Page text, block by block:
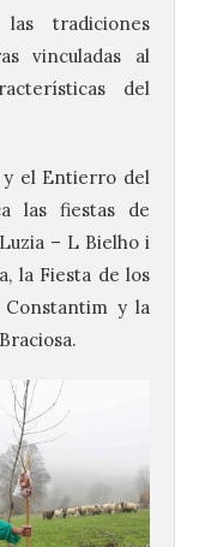
tradiciones
vinculadas al
del
y el Entierro del
las fiestas de
– L Bielho i
la Fiesta de los
Constantim y la